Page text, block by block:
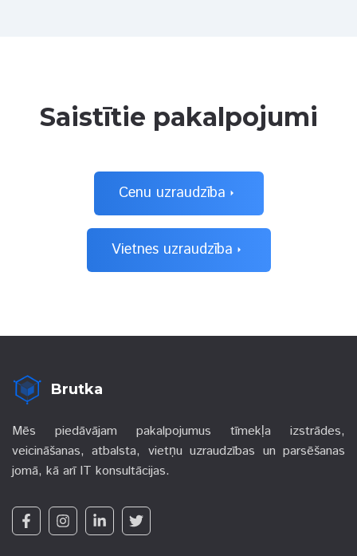
Saistītie pakalpojumi
Cenu uzraudzība arrow_right
Vietnes uzraudzība arrow_right
Brutka
Mēs piedāvājam pakalpojumus tīmekļa izstrādes,
veicināšanas, atbalsta, vietņu uzraudzības un parsēšanas
jomā, kā arī IT konsultācijas.